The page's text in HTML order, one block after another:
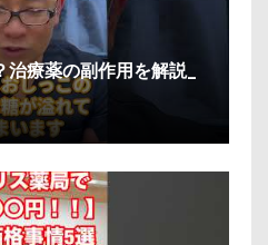
療薬の副作用を解説_